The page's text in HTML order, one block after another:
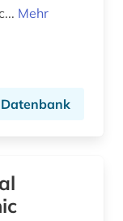
Mehr